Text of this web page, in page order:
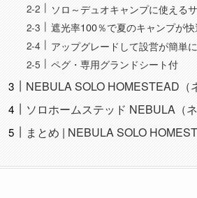
ソロ～デュオキャンプに使える
遮光率100％で夏のキャンプが快
アップグレードして設営が簡単に
ペグ・専用グランドシート付
NEBULA SOLO HOMESTEAD（
ソロホームステッド NEBULA（
まとめ | NEBULA SOLO